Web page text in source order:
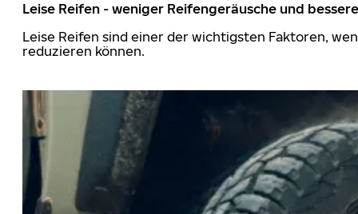
Leise Reifen - weniger Reifengeräusche und
Leise Reifen sind einer der wichtigsten Faktoren,
reduzieren können.